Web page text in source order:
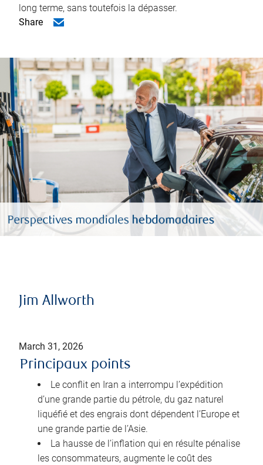
long terme, sans toutefois la dépasser.
Share
Jim Allworth
March 31, 2026
Principaux points
Le conflit en Iran a interrompu l’expédition
d’une grande partie du pétrole, du gaz naturel
liquéfié et des engrais dont dépendent l’Europe et
une grande partie de l’Asie.
La hausse de l’inflation qui en résulte pénalise
les consommateurs, augmente le coût des